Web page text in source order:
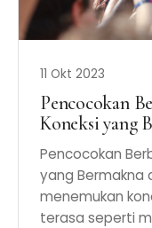
11 Okt 2023
Pencocokan
Koneksi yang
Pencocokan
yang Bermakna
menemukan
terasa seperti